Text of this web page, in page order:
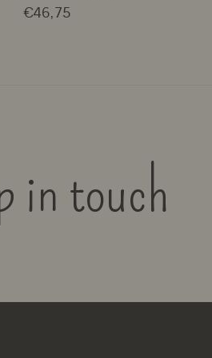
€46,75
in touch